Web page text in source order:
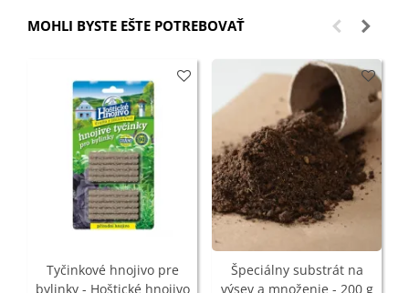
MOHLI BYSTE EŠTE POTREBOVAŤ
Tyčinkové hnojivo pre
bylinky - Hoštické hnojivo
Špeciálny substrát na
výsev a množenie - 200 g